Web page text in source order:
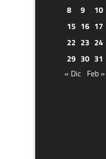
8
9 10
15 16 17
22 23 24
29 30 31
« Dic Feb »